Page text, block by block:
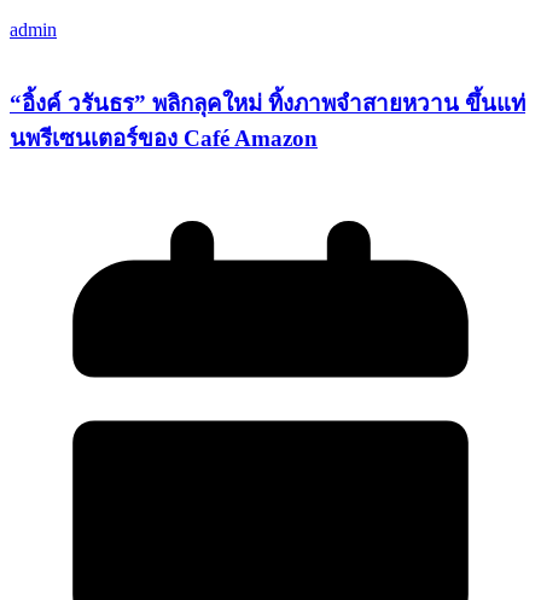
admin
“อิ้งค์ วรันธร” พลิกลุคใหม่ ทิ้งภาพจำสายหวาน ขึ้นแท่
นพรีเซนเตอร์ของ Café Amazon